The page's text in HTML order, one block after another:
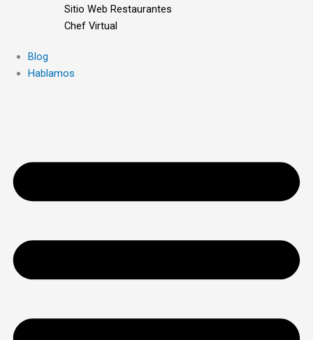
Sitio Web Restaurantes
Chef Virtual
Blog
Hablamos